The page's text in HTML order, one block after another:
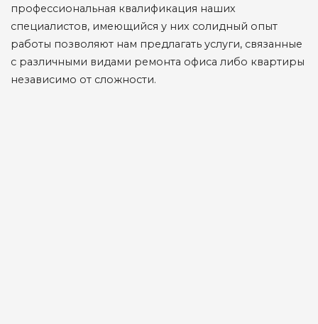
профессиональная квалификация наших
специалистов, имеющийся у них солидный опыт
работы позволяют нам предлагать услуги, связанные
с различными видами ремонта офиса либо квартиры
независимо от сложности.